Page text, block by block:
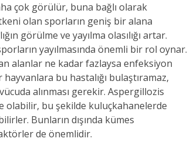
çok görülür, buna bağlı olarak
olan sporların geniş bir alana
görülme ve yayılma olasılığı artar.
yayılmasında önemli bir rol oynar.
alanlar ne kadar fazlaysa enfeksiyon
bu hastalığı bulaştıramaz,
alınması gerekir. Aspergillozis
bu şekilde kuluçkahanelerde
Bunların dışında kümes
de önemlidir.